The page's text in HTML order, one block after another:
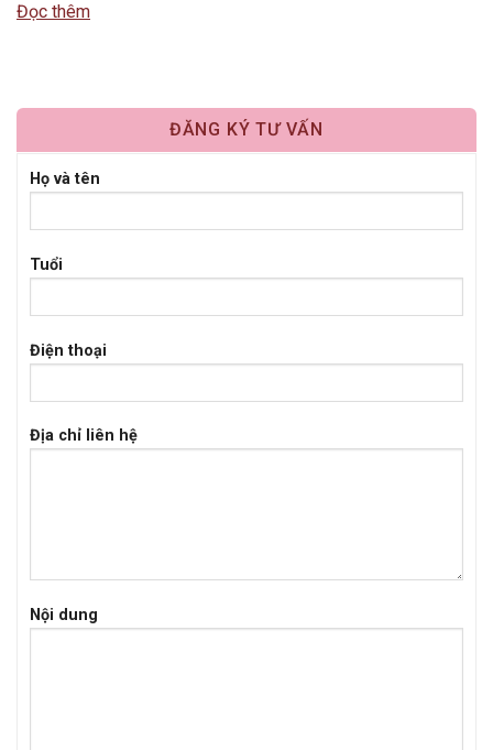
nhất vẫn là băn…
Đọc thêm
ĐĂNG KÝ TƯ VẤN
Họ và tên
Tuổi
Điện thoại
Địa chỉ liên hệ
Nội dung